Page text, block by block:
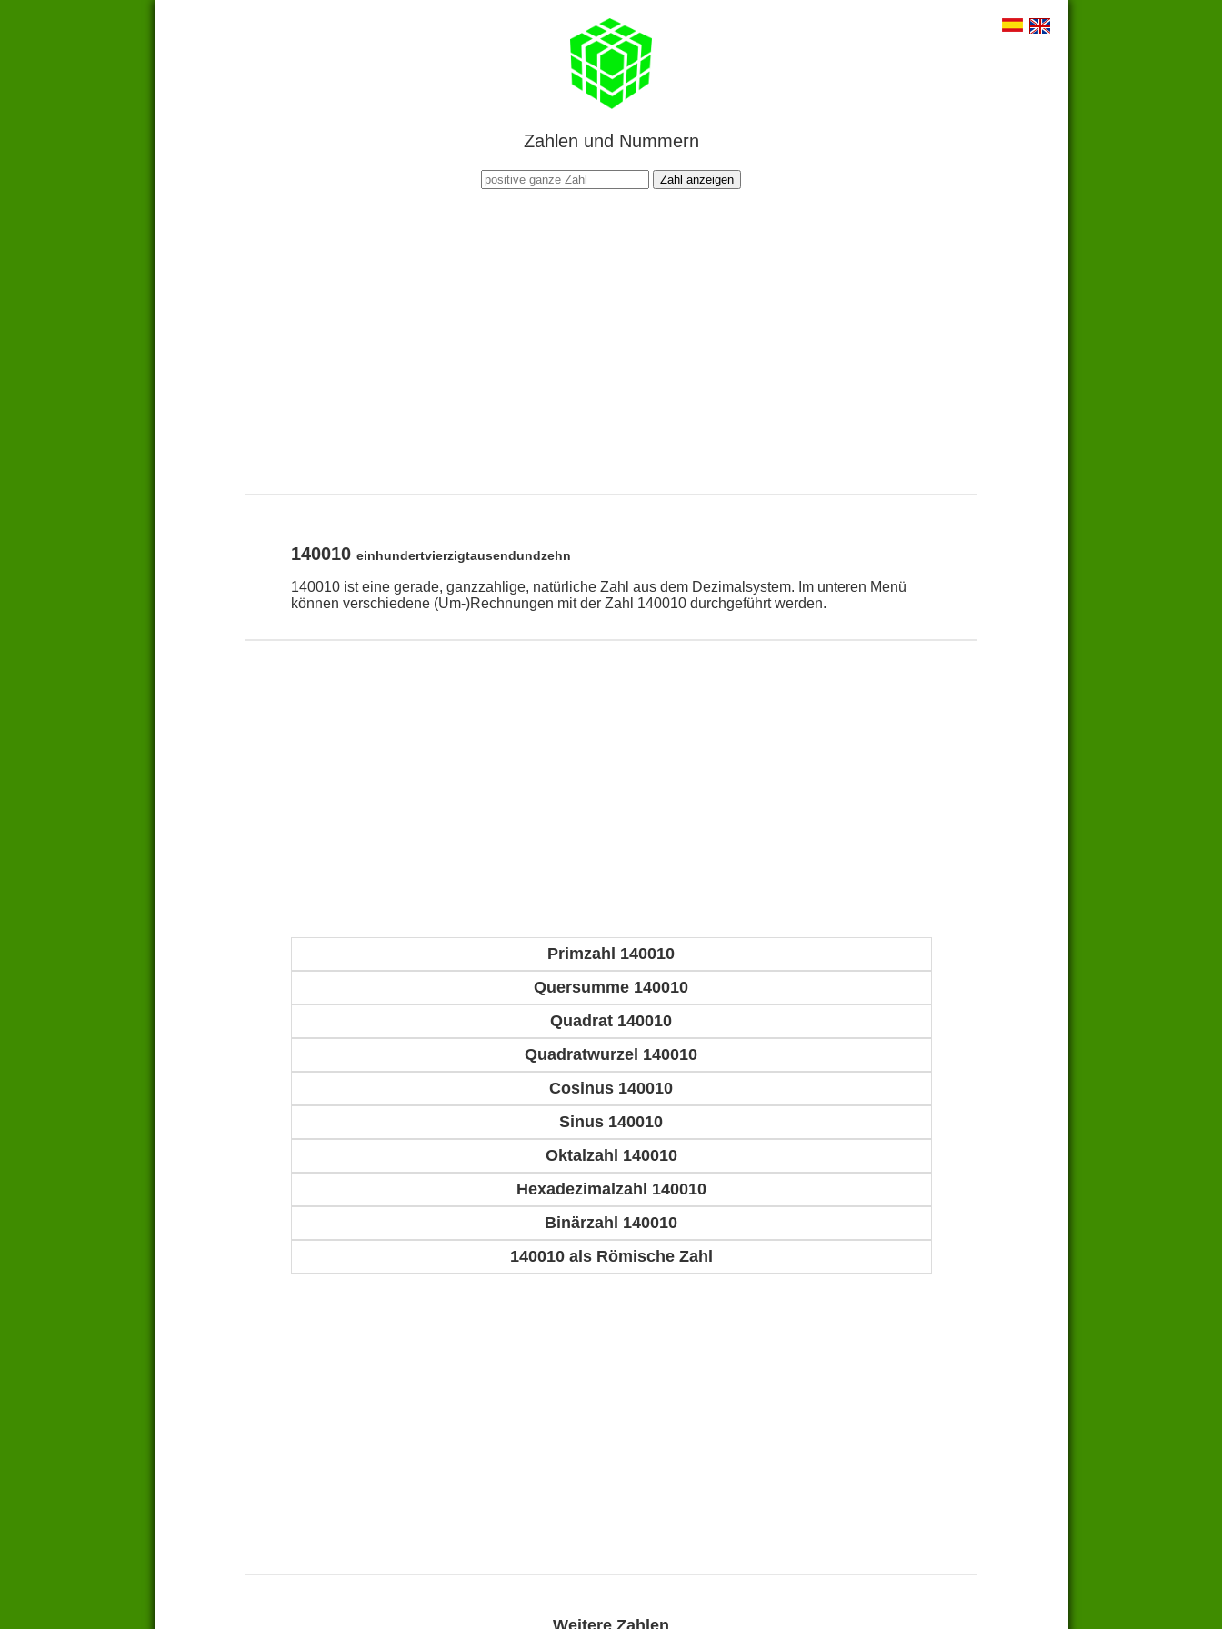
Zahlen und Nummern
Zahl anzeigen
140010 einhundertvierzigtausendundzehn
140010 ist eine gerade, ganzzahlige, natürliche Zahl aus dem Dezimalsystem. Im unteren Menü
können verschiedene (Um-)Rechnungen mit der Zahl 140010 durchgeführt werden.
Primzahl 140010
Quersumme 140010
Quadrat 140010
Quadratwurzel 140010
Cosinus 140010
Sinus 140010
Oktalzahl 140010
Hexadezimalzahl 140010
Binärzahl 140010
140010 als Römische Zahl